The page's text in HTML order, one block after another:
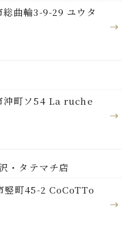
曲輪3-9-29 ユウタ
沖町ソ54 La ruche
・タテマチ店
竪町45-2 CoCoTTo